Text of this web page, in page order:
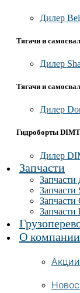
Дилер
Тягачи и
Дилер
Тягачи и
Дилер
Гидроборты
Дилер
Запчасти
Запчасти
Запчасти
Запчасти
Запчасти
О компании
Акции